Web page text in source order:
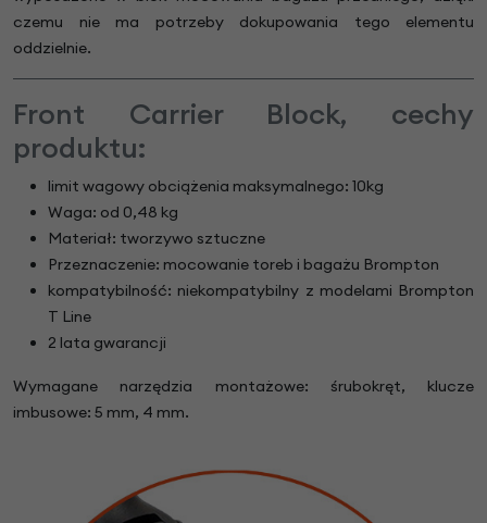
czemu nie ma potrzeby dokupowania tego elementu
oddzielnie.
Front Carrier Block, cechy
produktu:
limit wagowy obciążenia maksymalnego: 10kg
Waga: od 0,48 kg
Materiał: tworzywo sztuczne
Przeznaczenie: mocowanie toreb i bagażu Brompton
kompatybilność: niekompatybilny z modelami Brompton
T Line
2 lata gwarancji
Wymagane narzędzia montażowe: śrubokręt, klucze
imbusowe: 5 mm, 4 mm.